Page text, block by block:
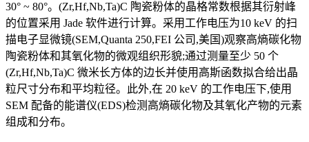
30° ~ 80°。(Zr,Hf,Nb,Ta)C 陶瓷粉体的晶格常数根据其衍射峰
的位置采用 Jade 软件进行计算。采用工作电压为10 keV 的扫
描电子显微镜(SEM,Quanta 250,FEI 公司,美国)观察高熵碳化物
陶瓷粉体和其氧化物的微观组织形貌;通过测量至少 50 个
(Zr,Hf,Nb,Ta)C 微米长方体的边长并使用高斯函数拟合给出晶
粒尺寸分布和平均粒径。此外,在 20 keV 的工作电压下,使用
SEM 配备的能谱仪(EDS)检测高熵碳化物及其氧化产物的元素
组成和分布。